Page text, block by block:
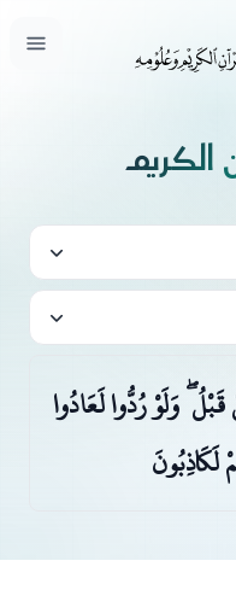
فتح
الكريم
وَلَوْ رُدُّوا لَعَادُوا
لَكَاذِبُونَ